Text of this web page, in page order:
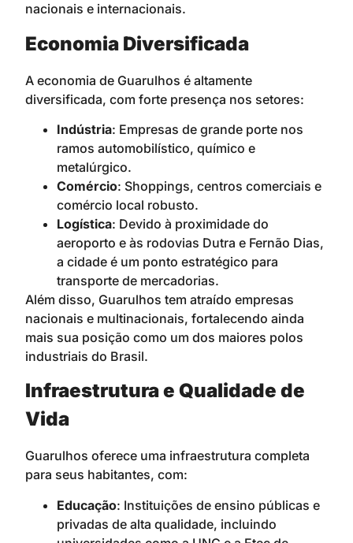
nacionais e internacionais.
Economia Diversificada
A economia de Guarulhos é altamente
diversificada, com forte presença nos setores:
Indústria: Empresas de grande porte nos
ramos automobilístico, químico e
metalúrgico.
Comércio: Shoppings, centros comerciais e
comércio local robusto.
Logística: Devido à proximidade do
aeroporto e às rodovias Dutra e Fernão Dias,
a cidade é um ponto estratégico para
transporte de mercadorias.
Além disso, Guarulhos tem atraído empresas
nacionais e multinacionais, fortalecendo ainda
mais sua posição como um dos maiores polos
industriais do Brasil.
Infraestrutura e Qualidade de
Vida
Guarulhos oferece uma infraestrutura completa
para seus habitantes, com:
Educação: Instituições de ensino públicas e
privadas de alta qualidade, incluindo